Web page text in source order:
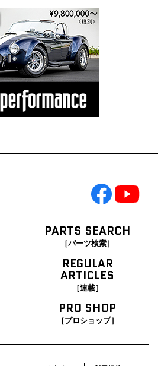
PARTS SEARCH
［パーツ検索］
REGULAR
ARTICLES
［連載］
PRO SHOP
［プロショップ］